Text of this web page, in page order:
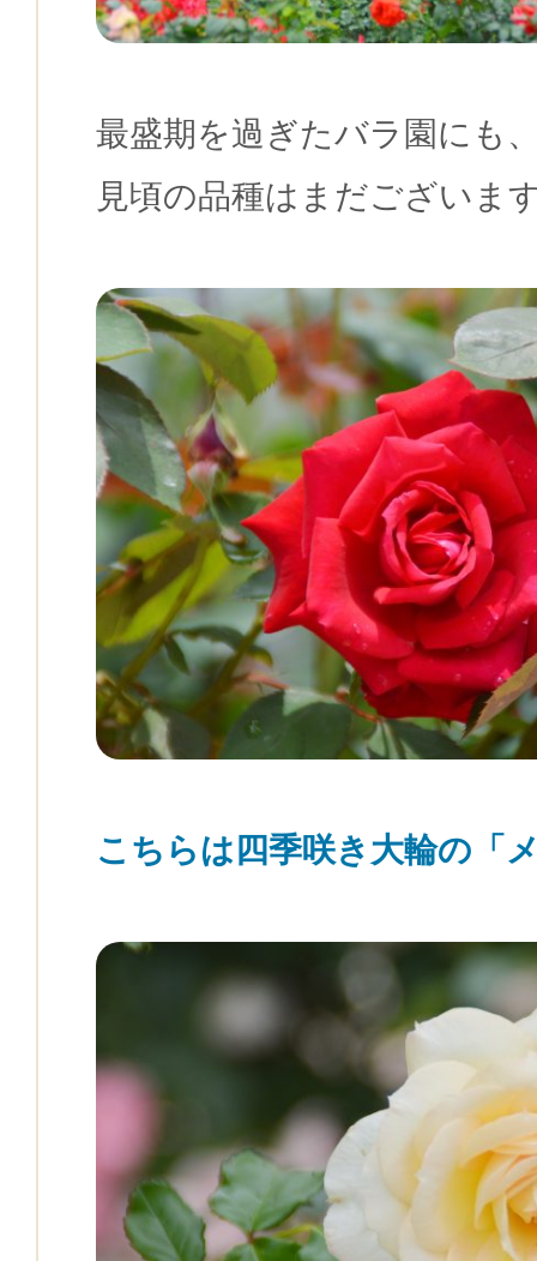
最盛期を過ぎたバラ園にも
見頃の品種はまだございま
こちらは四季咲き大輪の「